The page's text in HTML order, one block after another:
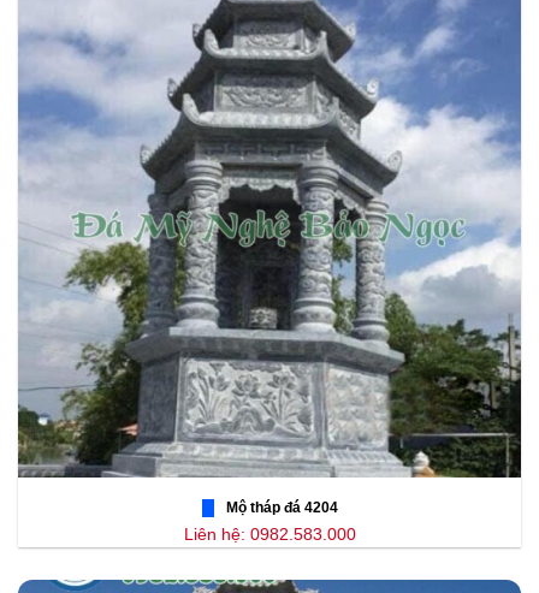
Mộ tháp đá 4204
Liên hệ: 0982.583.000